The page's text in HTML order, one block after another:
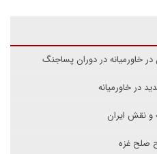
در خاورمیانه در دوران پساجنگ
در خاورمیانه
و نقش ایران
صلح غزه